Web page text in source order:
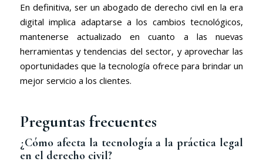
En definitiva, ser un abogado de derecho civil en la era
digital implica adaptarse a los cambios tecnológicos,
mantenerse actualizado en cuanto a las nuevas
herramientas y tendencias del sector, y aprovechar las
oportunidades que la tecnología ofrece para brindar un
mejor servicio a los clientes.
Preguntas frecuentes
¿Cómo afecta la tecnología a la práctica legal
en el derecho civil?